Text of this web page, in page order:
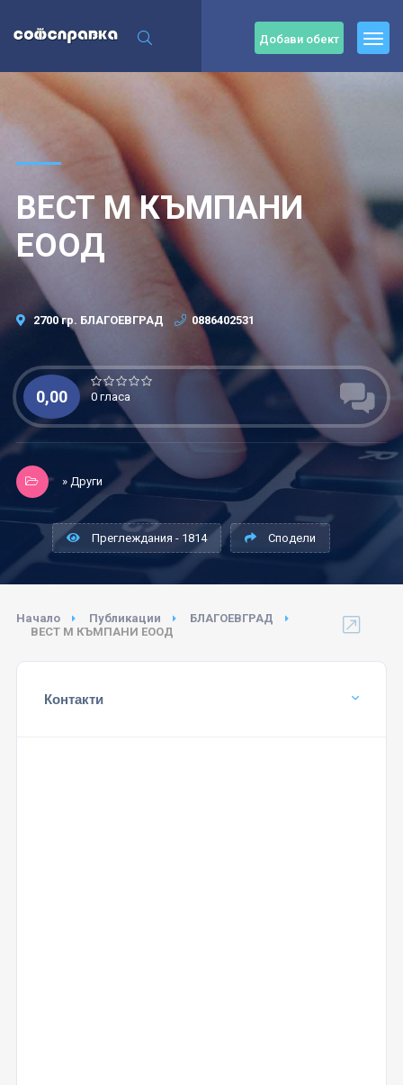
Добави обект
ВЕСТ М КЪМПАНИ
ЕООД
2700 гр. БЛАГОЕВГРАД 0886402531
0,00 0 гласа
» Други
Преглеждания - 1814 Сподели
Начало Публикации
БЛАГОЕВГРАД
ВЕСТ М КЪМПАНИ ЕООД
Контакти